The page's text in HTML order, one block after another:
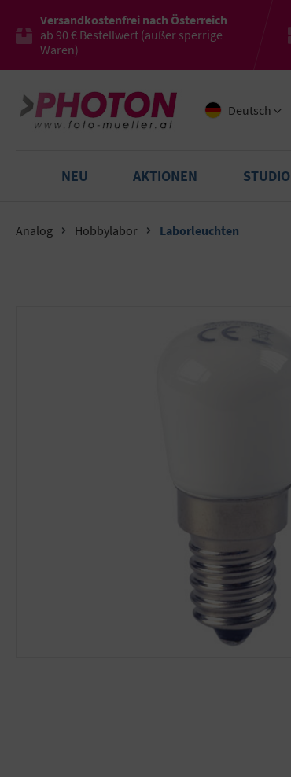
Versandkostenfrei nach Österreich
ab 90 € Bestellwert (außer sperrige
Waren)
Deutsch
NEU AKTIONEN STUDIO
Analog Hobbylabor Laborleuchten